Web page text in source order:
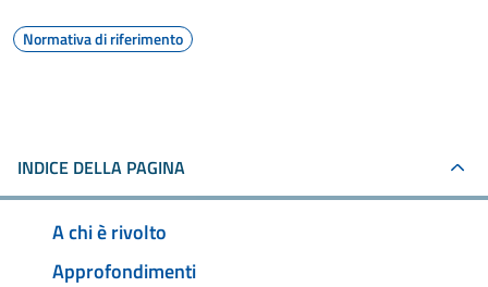
Normativa di riferimento
INDICE DELLA PAGINA
A chi è rivolto
Approfondimenti